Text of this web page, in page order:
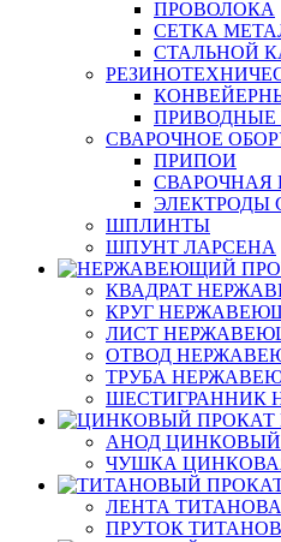
ПРОВОЛОКА
СЕТКА
СТАЛЬНОЙ
ПРИВОДНЫЕ
СВАРОЧНОЕ
ПРИПОИ
СВАРОЧНАЯ
ЭЛЕКТРОДЫ
ШПЛИНТЫ
ШПУНТ ЛАРСЕНА
КВАДРАТ
КРУГ
ЛИСТ
ОТВОД
ТРУБА
ШЕСТИГРАННИК
АНОД ЦИНКОВЫЙ
ЧУШКА
ЛЕНТА
ПРУТОК